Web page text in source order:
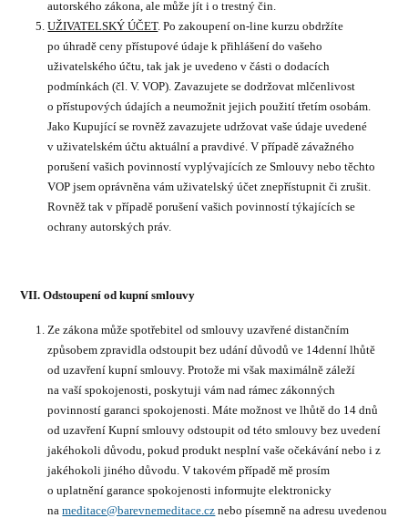
autorského zákona, ale může jít i o trestný čin.
UŽIVATELSKÝ ÚČET. Po zakoupení on-line kurzu obdržíte
po úhradě ceny přístupové údaje k přihlášení do vašeho
uživatelského účtu, tak jak je uvedeno v části o dodacích
podmínkách (čl. V. VOP). Zavazujete se dodržovat mlčenlivost
o přístupových údajích a neumožnit jejich použití třetím osobám.
Jako Kupující se rovněž zavazujete udržovat vaše údaje uvedené
v uživatelském účtu aktuální a pravdivé. V případě závažného
porušení vašich povinností vyplývajících ze Smlouvy nebo těchto
VOP jsem oprávněna vám uživatelský účet znepřístupnit či zrušit.
Rovněž tak v případě porušení vašich povinností týkajících se
ochrany autorských práv.
VII. Odstoupení od kupní smlouvy
Ze zákona může spotřebitel od smlouvy uzavřené distančním
způsobem zpravidla odstoupit bez udání důvodů ve 14denní lhůtě
od uzavření kupní smlouvy. Protože mi však maximálně záleží
na vaší spokojenosti, poskytuji vám nad rámec zákonných
povinností garanci spokojenosti. Máte možnost ve lhůtě do 14 dnů
od uzavření Kupní smlouvy odstoupit od této smlouvy bez uvedení
jakéhokoli důvodu, pokud produkt nesplní vaše očekávání nebo i z
jakéhokoli jiného důvodu. V takovém případě mě prosím
o uplatnění garance spokojenosti informujte elektronicky
nameditace@barevnemeditace.cz nebo písemně na adresu uvedenou